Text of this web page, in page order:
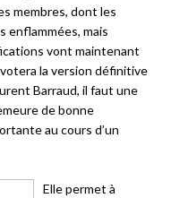
membres, dont les
enflammées, mais
vont maintenant
la version définitive
Barraud, il faut une
de bonne
au cours d’un
Elle permet à